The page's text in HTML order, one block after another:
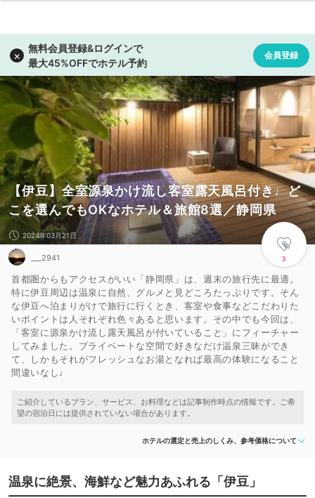
【伊豆】全室源泉かけ流し客室露天風呂付き♩ど
こを選んでもOKなホテル＆旅館8選／静岡県
3
2024年03月21日
___2941
首都圏からもアクセスがいい「静岡県」は、週末の旅行先に最適。
特に伊豆周辺は温泉に自然、グルメと見どころたっぷりです。そん
な伊豆へ泊まりがけで旅行に行くとき、客室や食事などこだわりた
いポイントは人それぞれ色々あると思います。その中でも今回は、
「客室に源泉かけ流し露天風呂が付いていること」にフィーチャー
してみました。プライベートな空間で好きなだけ温泉三昧ができ
て、しかもそれがフレッシュなお湯となれば最高の体験になること
間違いなし♩
ホテルの選定と売上のしくみ、参考価格について
温泉に絶景、海鮮など魅力あふれる「伊豆」